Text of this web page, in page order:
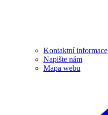
Kontaktní informace
Napište nám
Mapa webu